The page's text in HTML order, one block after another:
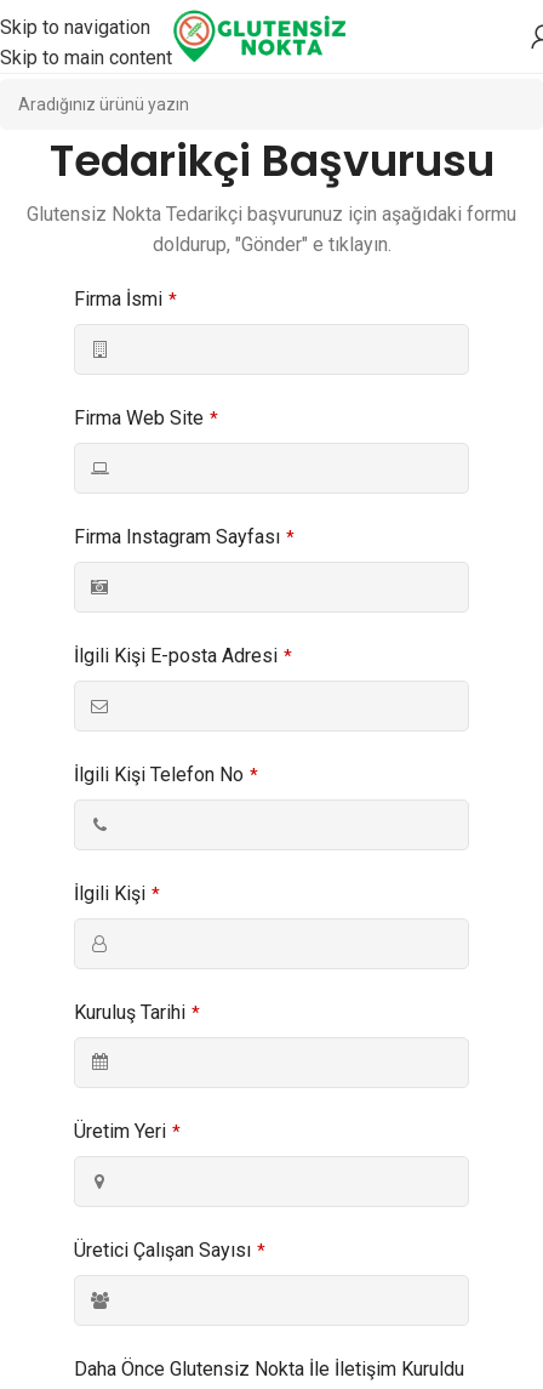
Skip to navigation
Skip to main content
Tedarikçi Başvurusu
Glutensiz Nokta Tedarikçi başvurunuz için aşağıdaki formu
doldurup, "Gönder" e tıklayın.
Firma İsmi *
Firma Web Site *
Firma Instagram Sayfası *
İlgili Kişi E-posta Adresi *
İlgili Kişi Telefon No *
İlgili Kişi *
Kuruluş Tarihi *
Üretim Yeri *
Üretici Çalışan Sayısı *
Daha Önce Glutensiz Nokta İle İletişim Kuruldu